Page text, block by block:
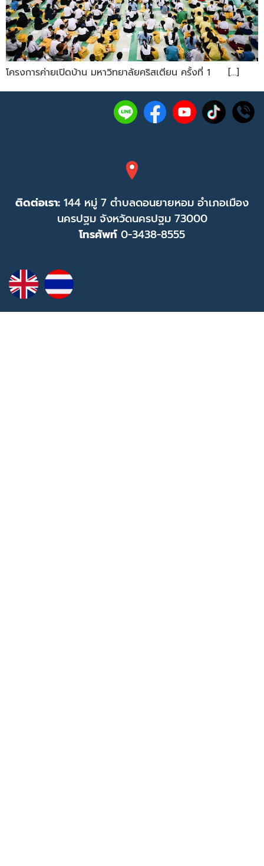
โครงการค่ายเปิดบ้าน มหาวิทยาลัยคริสเตียน ครั้งที่ 1 […]
ติดต่อเรา: 144 หมู่ 7 ตำบลดอนยายหอม อำเภอเมือง
นครปฐม จังหวัดนครปฐม 73000
โทรศัพท์ 0-3438-8555